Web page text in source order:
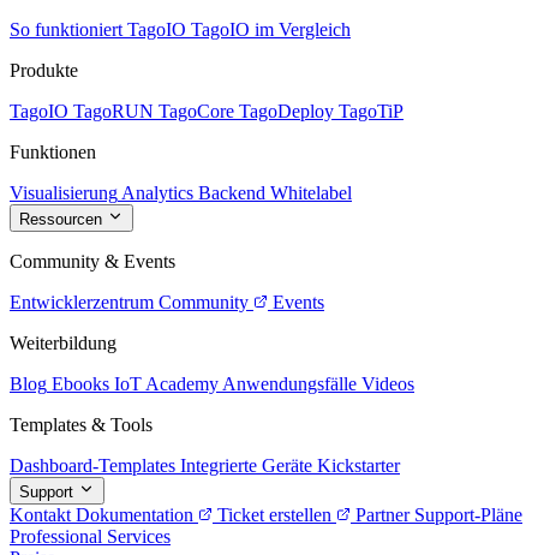
So funktioniert TagoIO TagoIO im Vergleich
Produkte
TagoIO TagoRUN TagoCore TagoDeploy TagoTiP
Funktionen
Visualisierung Analytics Backend Whitelabel
Ressourcen
Community & Events
Entwicklerzentrum Community
Events
Weiterbildung
Blog Ebooks IoT Academy Anwendungsfälle Videos
Templates & Tools
Dashboard-Templates Integrierte Geräte Kickstarter
Support
Kontakt Dokumentation Ticket erstellen Partner Support-Pläne
Professional Services